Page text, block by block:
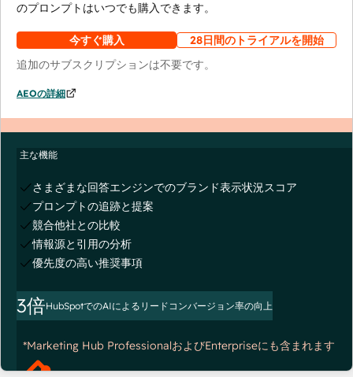
のプロンプトはいつでも購入できます。
今すぐ購入
28日間のトライアルを開始
追加のサブスクリプションは不要です。
AEOの詳細
主な機能
さまざまな回答エンジンでのブランド表示状況スコア
プロンプトの追跡と提案
競合他社との比較
情報源と引用の分析
優先度の高い推奨事項
3倍HubSpotでのAIによるリードコンバージョン率の向上
*Marketing Hub ProfessionalおよびEnterpriseにも含まれます